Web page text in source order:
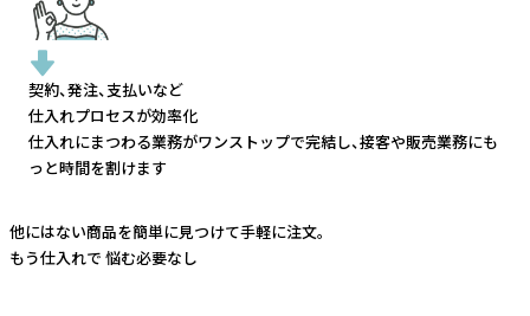
契約、発注、支払いなど
仕入れプロセスが効率化
仕入れにまつわる業務がワンストップで完結し、接客や販売業務にも
っと時間を割けます
他にはない商品を簡単に見つけて手軽に注文。
もう仕入れで 悩む必要なし